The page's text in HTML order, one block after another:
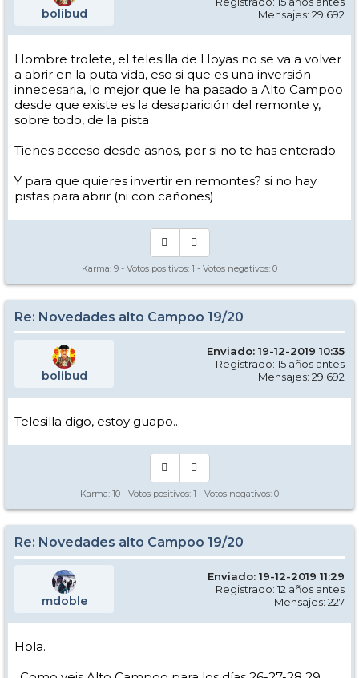
bolibud
Mensajes: 29.692
Hombre trolete, el telesilla de Hoyas no se va a volver
a abrir en la puta vida, eso si que es una inversión
innecesaria, lo mejor que le ha pasado a Alto Campoo
desde que existe es la desaparición del remonte y,
sobre todo, de la pista
Tienes acceso desde asnos, por si no te has enterado
Y para que quieres invertir en remontes? si no hay
pistas para abrir (ni con cañones)
Karma: 9 - Votos positivos: 1 - Votos negativos: 0
Re: Novedades alto Campoo 19/20
bolibud
Enviado: 19-12-2019 10:35
Registrado: 15 años antes
Mensajes: 29.692
Telesilla digo, estoy guapo...
Karma: 10 - Votos positivos: 1 - Votos negativos: 0
Re: Novedades alto Campoo 19/20
mdoble
Enviado: 19-12-2019 11:29
Registrado: 12 años antes
Mensajes: 227
Hola.